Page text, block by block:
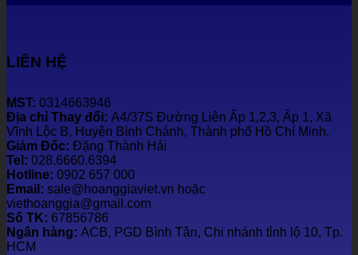
LIÊN HỆ
MST: 0314663946
Địa chỉ Thay đổi: A4/37S Đường Liên Ấp 1,2,3, Ấp 1, Xã
Vĩnh Lộc B, Huyện Bình Chánh, Thành phố Hồ Chí Minh.
Giám Đốc: Đặng Thành Hải
Tel: 028.6660.6394
Hotline: 0902 657 000
Email: sale@hoanggiaviet.vn hoặc
viethoanggia@gmail.com
Số TK: 67856786
Ngân hàng: ACB, PGD Bình Tân, Chi nhánh tỉnh lộ 10, Tp.
HCM